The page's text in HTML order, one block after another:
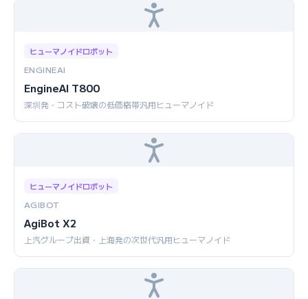
ヒューマノイドロボット
ENGINEAI
EngineAI T800
深圳発・コスト破壊の低価格帯汎用ヒューマノイド
ヒューマノイドロボット
AGIBOT
AgiBot X2
上汽グループ出資・上海発の次世代汎用ヒューマノイド